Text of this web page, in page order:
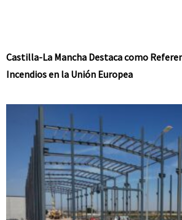
Castilla-La Mancha Destaca como
Incendios en la Unión Europea